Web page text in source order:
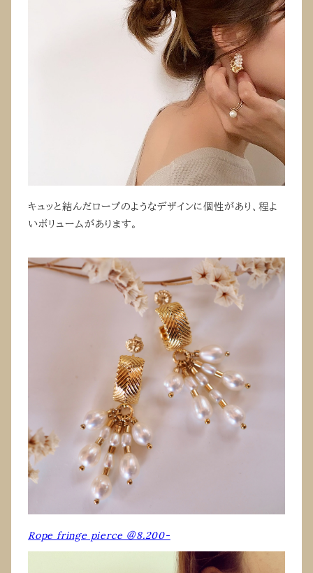
キュッと結んだロープのようなデザインに個性があり、程よ
いボリュームがあります。
Rope fringe pierce ＠8.200-